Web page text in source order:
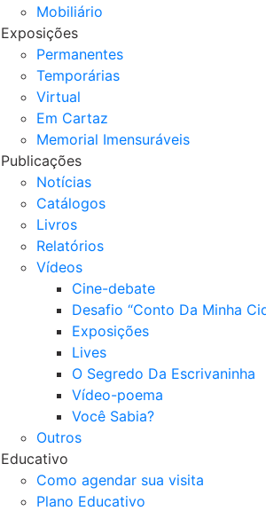
Mobiliário
Exposições
Permanentes
Temporárias
Virtual
Em Cartaz
Memorial Imensuráveis
Publicações
Notícias
Catálogos
Livros
Relatórios
Vídeos
Cine-debate
Desafio “Conto Da Minha
Exposições
Lives
O Segredo Da Escrivaninha
Vídeo-poema
Você Sabia?
Outros
Educativo
Como agendar sua visita
Plano Educativo